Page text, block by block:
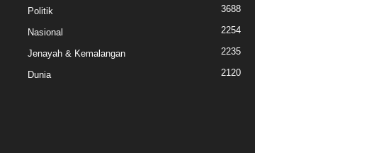
Politik 3688
Nasional 2254
Jenayah & Kemalangan 2235
Dunia 2120